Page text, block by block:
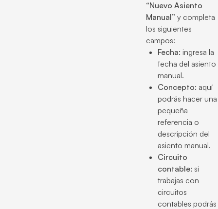
“Nuevo Asiento
Manual” y completa
los siguientes
campos:
Fecha: ingresa la
fecha del asiento
manual.
Concepto: aquí
podrás hacer una
pequeña
referencia o
descripción del
asiento manual.
Circuito
contable: si
trabajas con
circuitos
contables podrás